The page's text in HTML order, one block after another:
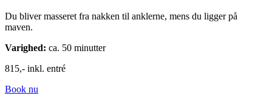
Du bliver masseret fra nakken til anklerne, mens du ligger på
maven.
Varighed: ca. 50 minutter
815,- inkl. entré
Book nu